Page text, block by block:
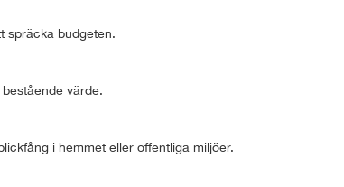
spräcka budgeten.
värde.
i hemmet eller offentliga miljöer.